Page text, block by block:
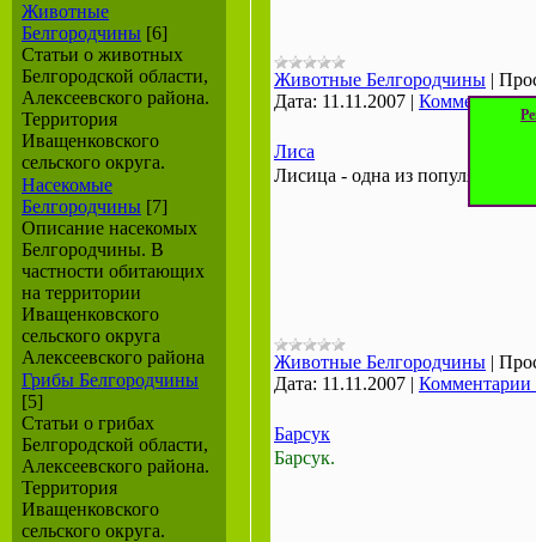
Животные
Белгородчины [6]
Статьи о животных
Белгородской области,
Алексеевского района.
Территория
Иващенковского
сельского округа.
Насекомые
Белгородчины [7]
Описание насекомых
Белгородчины. В
частности обитающих
на территории
Иващенковского
сельского округа
Алексеевского района
Грибы Белгородчины
[5]
Статьи о грибах
Белгородской области,
Алексеевского района.
Территория
Иващенковского
сельского округа.
Животные Белгородчины |
Дата: 11.11.2007 | Комментарии
Лиса
Лисица - одна из популярных
Животные Белгородчины |
Дата: 11.11.2007 | Комментарии
Барсук
Барсук.